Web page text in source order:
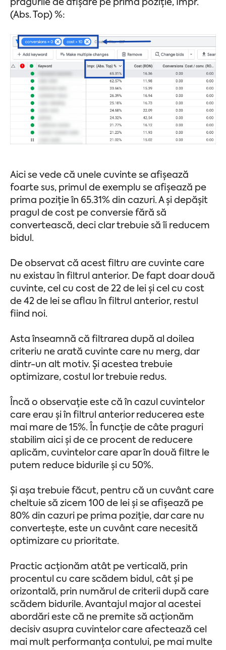
pragurile de afișare pe prima poziție, Impr.
(Abs. Top) %:
Aici se vede că unele cuvinte se afișează
foarte sus, primul de exemplu se afișează pe
prima poziție în 65.31% din cazuri. A și depășit
pragul de cost pe conversie fără să
convertească, deci clar trebuie să îi reducem
bidul.
De observat că acest filtru are cuvinte care
nu existau în filtrul anterior. De fapt doar două
cuvinte, cel cu cost de 22 de lei și cel cu cost
de 42 de lei se aflau în filtrul anterior, restul
fiind noi.
Asta înseamnă că filtrarea după al doilea
criteriu ne arată cuvinte care nu merg, dar
dintr-un alt motiv. Și acestea trebuie
optimizare, costul lor trebuie redus.
Încă o observație este că în cazul cuvintelor
care erau și în filtrul anterior reducerea este
mai mare de 15%. În funcție de câte praguri
stabilim aici și de ce procent de reducere
aplicăm, cuvintelor care apar în două filtre le
putem reduce bidurile și cu 50%.
Și așa trebuie făcut, pentru că un cuvânt care
cheltuie să zicem 100 de lei și se afișează pe
80% din cazuri pe prima poziție, dar care nu
convertește, este un cuvânt care necesită
optimizare cu prioritate.
Practic acționăm atât pe verticală, prin
procentul cu care scădem bidul, cât și pe
orizontală, prin numărul de criterii după care
scădem bidurile. Avantajul major al acestei
abordări este că ne premite să acționăm
decisiv asupra cuvintelor care afectează cel
mai mult performanța contului, pe mai multe